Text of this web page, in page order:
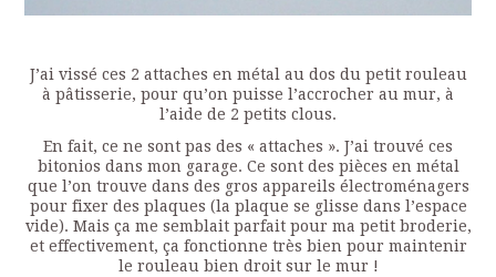
J’ai vissé ces 2 attaches en métal au dos du petit rouleau
à pâtisserie, pour qu’on puisse l’accrocher au mur, à
l’aide de 2 petits clous.
En fait, ce ne sont pas des « attaches ». J’ai trouvé ces
bitonios dans mon garage. Ce sont des pièces en métal
que l’on trouve dans des gros appareils électroménagers
pour fixer des plaques (la plaque se glisse dans l’espace
vide). Mais ça me semblait parfait pour ma petit broderie,
et effectivement, ça fonctionne très bien pour maintenir
le rouleau bien droit sur le mur !